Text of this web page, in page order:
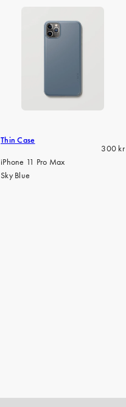
Thin Case
300 kr
iPhone 11 Pro Max
Sky Blue